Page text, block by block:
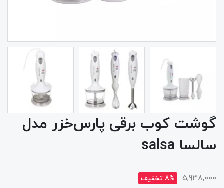
گوشت کوب برقی پارس‌خزر مدل
سالسا salsa
5,938,000 8% تخفیف